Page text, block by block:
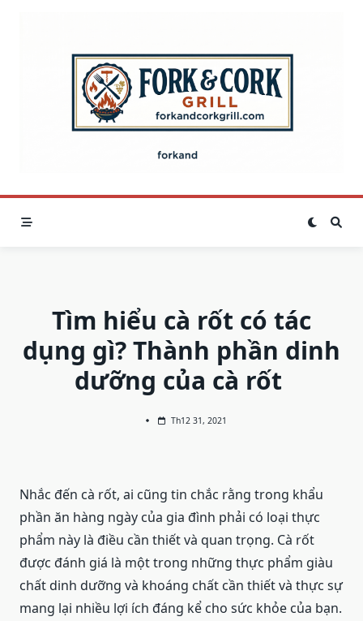
Tìm hiểu cà rốt có tác
dụng gì? Thành phần dinh
dưỡng của cà rốt
Th12 31, 2021
Nhắc đến cà rốt, ai cũng tin chắc rằng trong khẩu
phần ăn hàng ngày của gia đình phải có loại thực
phẩm này là điều cần thiết và quan trọng. Cà rốt
được đánh giá là một trong những thực phẩm giàu
chất dinh dưỡng và khoáng chất cần thiết và thực sự
mang lại nhiều lợi ích đáng kể cho sức khỏe của bạn.